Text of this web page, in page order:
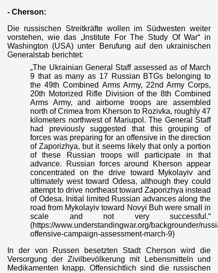
- Cherson:
Die russischen Streitkräfte wollen im Südwesten weiter
vorstehen, wie das „Institute For The Study Of War“ in
Washington (USA) unter Berufung auf den ukrainischen
Generalstab berichtet:
„The Ukrainian General Staff assessed as of March
9 that as many as 17 Russian BTGs belonging to
the 49th Combined Arms Army, 22nd Army Corps,
20th Motorized Rifle Division of the 8th Combined
Arms Army, and airborne troops are assembled
north of Crimea from Kherson to Rozivka, roughly 47
kilometers northwest of Mariupol. The General Staff
had previously suggested that this grouping of
forces was preparing for an offensive in the direction
of Zaporizhya, but it seems likely that only a portion
of these Russian troops will participate in that
advance. Russian forces around Kherson appear
concentrated on the drive toward Mykolayiv and
ultimately west toward Odesa, although they could
attempt to drive northeast toward Zaporizhya instead
of Odesa. Initial limited Russian advances along the
road from Mykolayiv toward Novyi Buh were small in
scale and not very successful.“
(https://www.understandingwar.org/backgrounder/
offensive-campaign-assessment-march-9)
In der von Russen besetzten Stadt Cherson wird die
Versorgung der Zivilbevölkerung mit Lebensmitteln und
Medikamenten knapp. Offensichtlich sind die russischen
Anschläge